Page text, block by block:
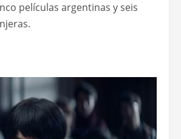
películas argentinas y seis